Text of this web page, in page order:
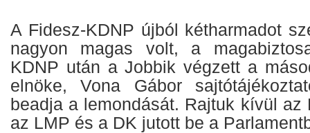
A Fidesz-KDNP újból kétharmadot
nagyon magas volt, a
KDNP után a Jobbik végzett a
elnöke, Vona Gábor
beadja a lemondását. Rajtuk kívül az
az LMP és a DK jutott be a